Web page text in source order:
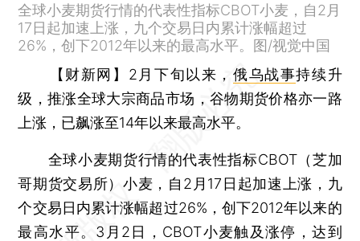
全球小麦期货行情的代表性指标CBOT小麦，自2月
17日起加速上涨，九个交易日内累计涨幅超过
26%，创下2012年以来的最高水平。图/视觉中国
【财新网】 2月下旬以来， 俄乌战事持续升
级，推涨全球大宗商品市场，谷物期货价格亦一路
上涨，已飙涨至14年以来最高水平。
全球小麦期货行情的代表性指标CBOT（芝加
哥期货交易所）小麦，自2月17日起加速上涨，九
个交易日内累计涨幅超过26%，创下2012年以来的
最高水平。3月2日，CBOT小麦触及涨停，达到